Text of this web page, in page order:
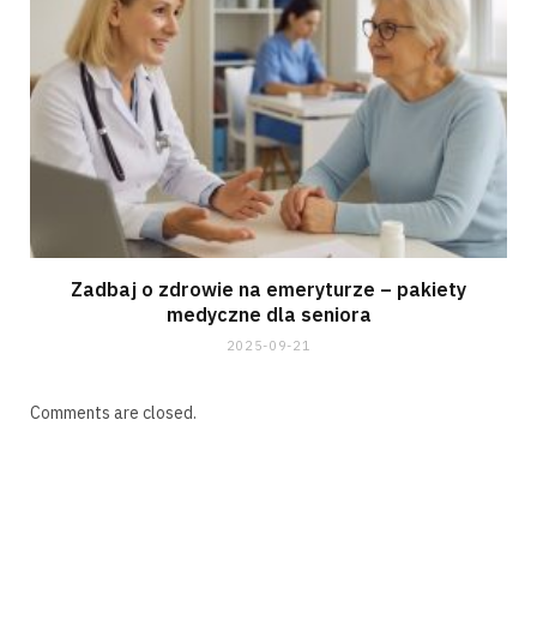
Zadbaj o zdrowie na emeryturze – pakiety
medyczne dla seniora
2025-09-21
Comments are closed.